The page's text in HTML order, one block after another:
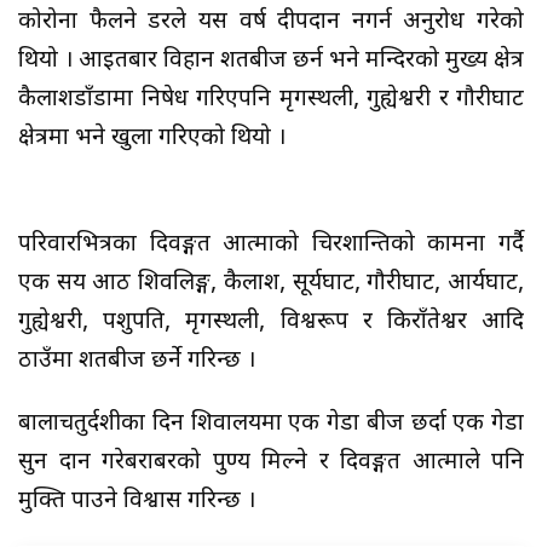
कोरोना फैलने डरले यस वर्ष दीपदान नगर्न अनुरोध गरेको
थियो । आइतबार विहान शतबीज छर्न भने मन्दिरको मुख्य क्षेत्र
कैलाशडाँडामा निषेध गरिएपनि मृगस्थली, गुह्येश्वरी र गौरीघाट
क्षेत्रमा भने खुला गरिएको थियो ।
परिवारभित्रका दिवङ्गत आत्माको चिरशान्तिको कामना गर्दै
एक सय आठ शिवलिङ्ग, कैलाश, सूर्यघाट, गौरीघाट, आर्यघाट,
गुह्येश्वरी, पशुपति, मृगस्थली, विश्वरूप र किराँतेश्वर आदि
ठाउँमा शतबीज छर्ने गरिन्छ ।
बालाचतुर्दशीका दिन शिवालयमा एक गेडा बीज छर्दा एक गेडा
सुन दान गरेबराबरको पुण्य मिल्ने र दिवङ्गत आत्माले पनि
मुक्ति पाउने विश्वास गरिन्छ ।